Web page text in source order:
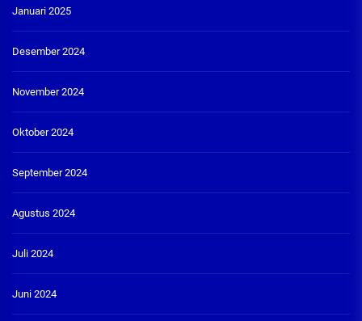
Januari 2025
Desember 2024
November 2024
Oktober 2024
September 2024
Agustus 2024
Juli 2024
Juni 2024